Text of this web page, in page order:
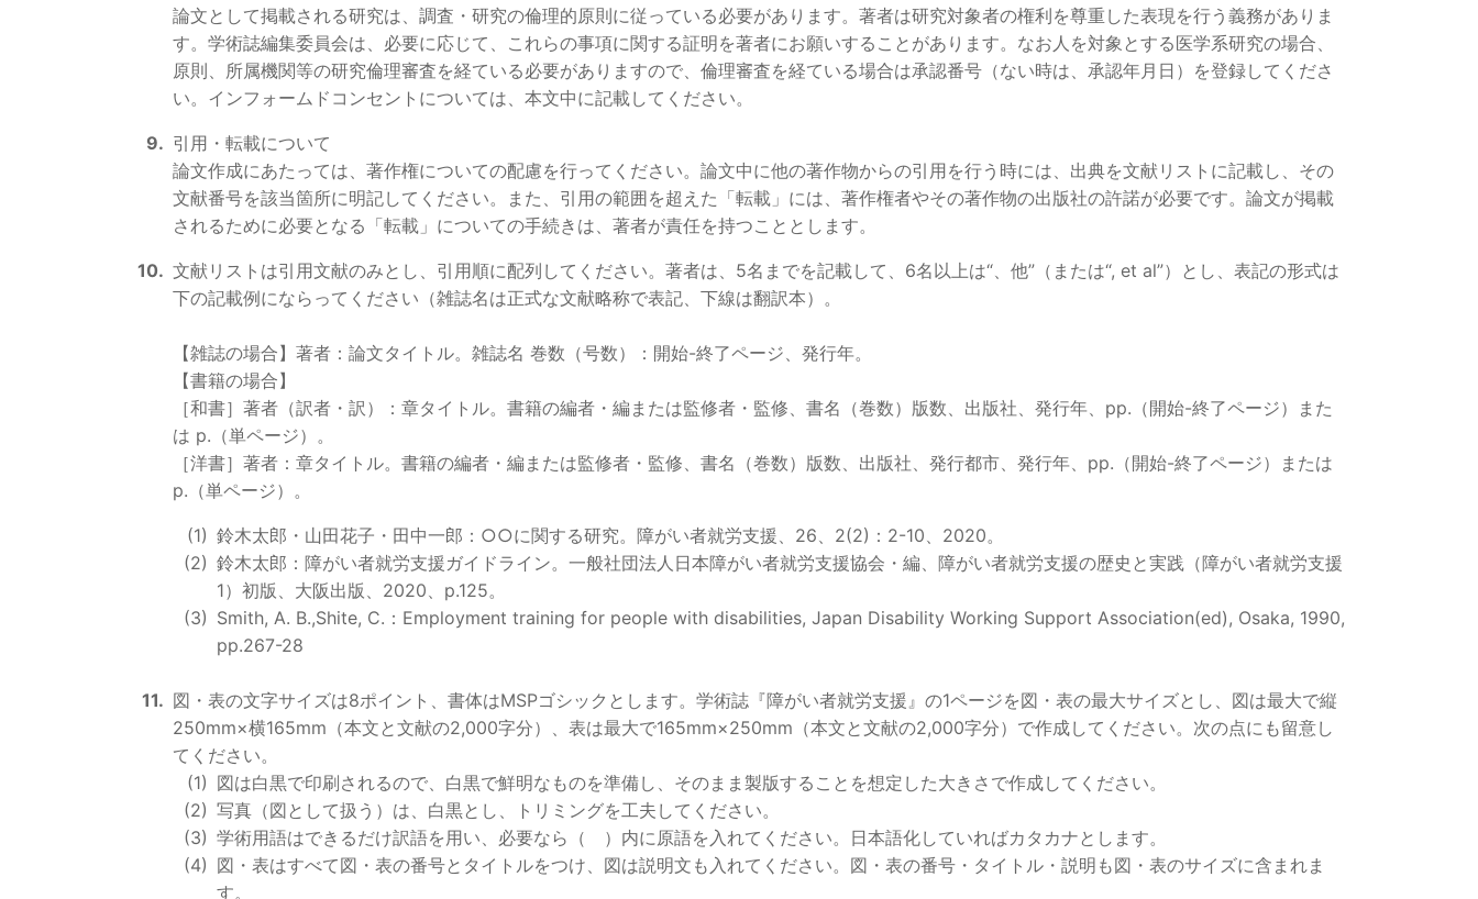
論文として掲載される研究は、調査・研究の倫理的原則に従っている必要があります。著者は研究対象者の権利を尊重した表現を行う義務がありま
す。学術誌編集委員会は、必要に応じて、これらの事項に関する証明を著者にお願いすることがあります。なお人を対象とする医学系研究の場合、
原則、所属機関等の研究倫理審査を経ている必要がありますので、倫理審査を経ている場合は承認番号（ない時は、承認年月日）を登録してくださ
い。インフォームドコンセントについては、本文中に記載してください。
引用・転載について
論文作成にあたっては、著作権についての配慮を行ってください。論文中に他の著作物からの引用を行う時には、出典を文献リストに記載し、その
文献番号を該当箇所に明記してください。また、引用の範囲を超えた「転載」には、著作権者やその著作物の出版社の許諾が必要です。論文が掲載
されるために必要となる「転載」についての手続きは、著者が責任を持つこととします。
文献リストは引用文献のみとし、引用順に配列してください。著者は、5名までを記載して、6名以上は“、他”（または“, et al”）とし、表記の形式は
下の記載例にならってください（雑誌名は正式な文献略称で表記、下線は翻訳本）。
【雑誌の場合】著者：論文タイトル。雑誌名 巻数（号数）：開始-終了ページ、発行年。
【書籍の場合】
［和書］著者（訳者・訳）：章タイトル。書籍の編者・編または監修者・監修、書名（巻数）版数、出版社、発行年、pp.（開始-終了ページ）また
は p.（単ページ）。
［洋書］著者：章タイトル。書籍の編者・編または監修者・監修、書名（巻数）版数、出版社、発行都市、発行年、pp.（開始-終了ページ）または
p.（単ページ）。
鈴木太郎・山田花子・田中一郎：○○に関する研究。障がい者就労支援、26、2(2)：2-10、2020。
鈴木太郎：障がい者就労支援ガイドライン。一般社団法人日本障がい者就労支援協会・編、障がい者就労支援の歴史と実践（障がい者就労支援
1）初版、大阪出版、2020、p.125。
Smith, A. B.,Shite, C.：Employment training for people with disabilities, Japan Disability Working Support Association(ed), Osaka, 1990,
pp.267-28
図・表の文字サイズは8ポイント、書体はMSPゴシックとします。学術誌『障がい者就労支援』の1ページを図・表の最大サイズとし、図は最大で縦
250mm×横165mm（本文と文献の2,000字分）、表は最大で165mm×250mm（本文と文献の2,000字分）で作成してください。次の点にも留意し
てください。
図は白黒で印刷されるので、白黒で鮮明なものを準備し、そのまま製版することを想定した大きさで作成してください。
写真（図として扱う）は、白黒とし、トリミングを工夫してください。
学術用語はできるだけ訳語を用い、必要なら（ ）内に原語を入れてください。日本語化していればカタカナとします。
図・表はすべて図・表の番号とタイトルをつけ、図は説明文も入れてください。図・表の番号・タイトル・説明も図・表のサイズに含まれま
す。